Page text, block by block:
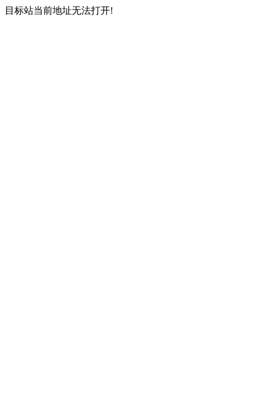
目标站当前地址无法打开!